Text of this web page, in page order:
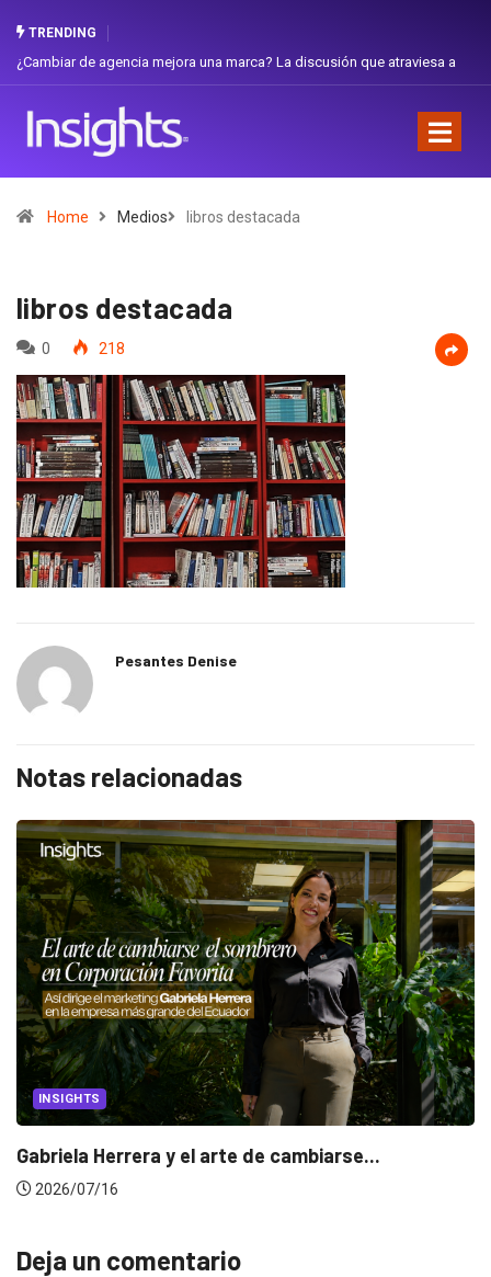
TRENDING
de agencia mejora una marca? La discusión que atraviesa a
Home Medios libros destacada
libros destacada
0 218
Pesantes Denise
Notas relacionadas
INSIGHTS
Gabriela Herrera y el arte de cambiarse...
2026/07/16
Deja un comentario